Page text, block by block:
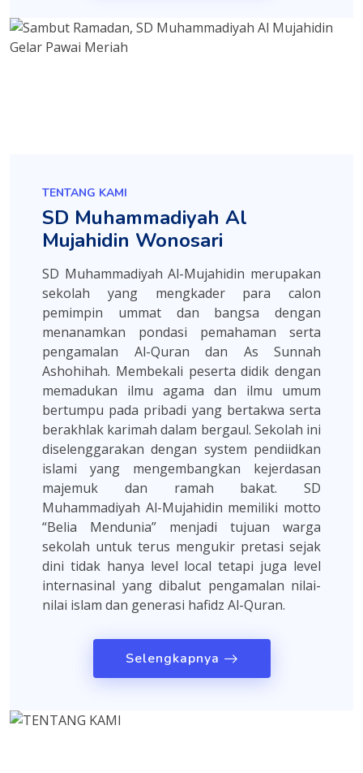
TENTANG KAMI
SD Muhammadiyah Al
Mujahidin Wonosari
SD Muhammadiyah Al-Mujahidin merupakan
sekolah yang mengkader para calon
pemimpin ummat dan bangsa dengan
menanamkan pondasi pemahaman serta
pengamalan Al-Quran dan As Sunnah
Ashohihah. Membekali peserta didik dengan
memadukan ilmu agama dan ilmu umum
bertumpu pada pribadi yang bertakwa serta
berakhlak karimah dalam bergaul. Sekolah ini
diselenggarakan dengan system pendiidkan
islami yang mengembangkan kejerdasan
majemuk dan ramah bakat. SD
Muhammadiyah Al-Mujahidin memiliki motto
“Belia Mendunia” menjadi tujuan warga
sekolah untuk terus mengukir pretasi sejak
dini tidak hanya level local tetapi juga level
internasinal yang dibalut pengamalan nilai-
nilai islam dan generasi hafidz Al-Quran.
Selengkapnya